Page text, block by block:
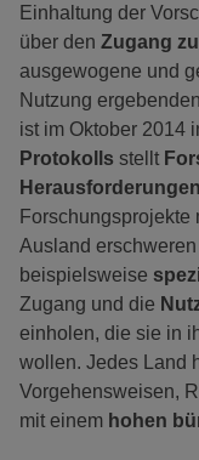
Einhaltung der
über den Zugang
ausgewogene und
Nutzung ergebenden
ist im Oktober 2014
Protokolls stellt
Herausforderungen
Ausland
beispielsweise
Zugang und die
einholen, die sie in
wollen. Jedes Land
Vorgehensweisen,
mit einem hohen